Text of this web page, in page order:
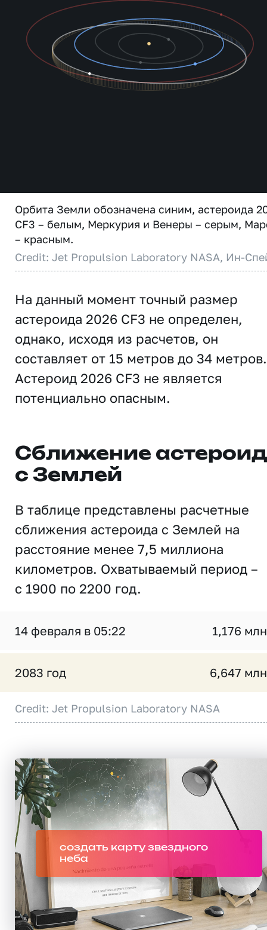
Орбита Земли обозначена синим, астероида
CF3 – белым, Меркурия и Венеры – серым,
– красным.
Credit: Jet Propulsion Laboratory NASA, Ин-
На данный момент точный размер
астероида 2026 CF3 не определен,
однако, исходя из расчетов, он
составляет от 15 метров до 34 метров.
Астероид 2026 CF3 не является
потенциально опасным.
Сближение
с Землей
В таблице представлены расчетные
сближения астероида с Землей на
расстояние менее 7,5 миллиона
километров. Охватываемый период –
с 1900 по 2200 год.
14 февраля в 05:22 1,176
2083 год 6,647
Credit: Jet Propulsion Laboratory NASA
создать карту звездного
неба